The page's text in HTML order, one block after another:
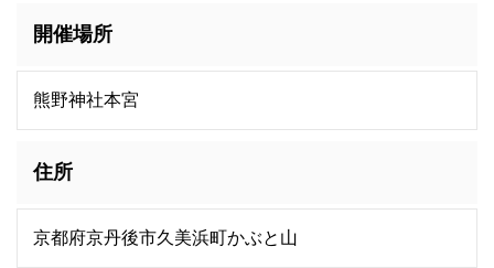
開催場所
熊野神社本宮
住所
京都府京丹後市久美浜町かぶと山